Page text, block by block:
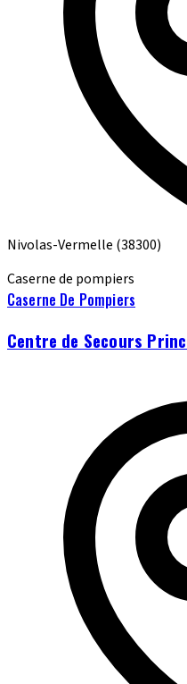
Nivolas-Vermelle (38300)
Caserne de pompiers
Caserne De Pompiers
Centre de Secours